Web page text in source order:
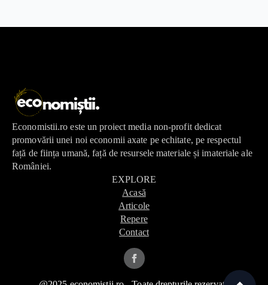
Economistii.ro este un proiect media non-profit dedicat
promovării unei noi economii axate pe echitate, pe respectul
față de ființa umană, față de resursele materiale și imateriale ale
României.
EXPLORE
Acasă
Articole
Repere
Contact